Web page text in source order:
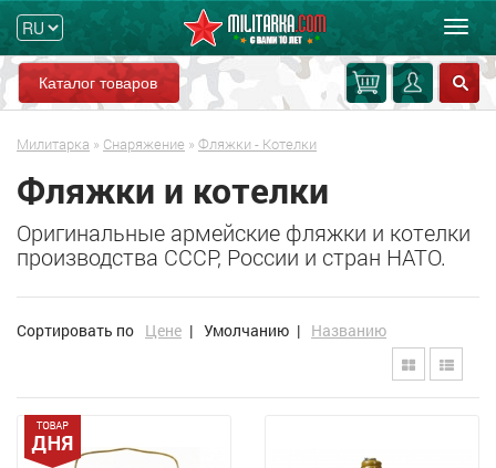
Каталог товаров
Милитарка » Снаряжение » Фляжки - Котелки
Фляжки и котелки
Оригинальные армейские фляжки и котелки
производства СССР, России и стран НАТО.
Сортировать по Цене | Умолчанию | Названию